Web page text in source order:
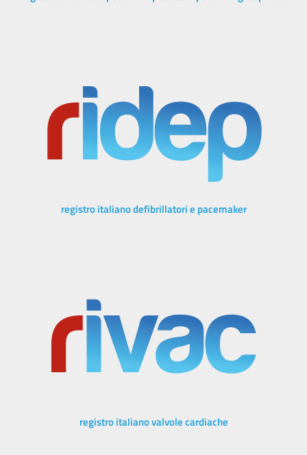
registro italiano defibrillatori e pacemaker
registro italiano valvole cardiache